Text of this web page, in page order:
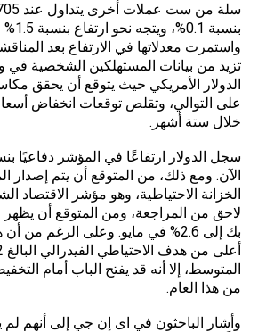
بنسبة
واستمرت معدلاتها في الارتفاع بعد
تزيد من بيانات المستهلكين الشخصية
الدولار الأمريكي حيث يتوقع أن يحقق
على التوالي، وتقلص توقعات انخفاض أسعار
خلال ستة أشهر.
الآن. ومع ذلك، من المتوقع أن يتم إصدار
الخزانة الاحتياطية، وهو مؤشر
لاحق من المراجعة، ومن المتوقع أن
بك إلى 2.6% في مايو. وعلى الرغم
المتوسط، إلا أنه قد يفتح الباب أمام
من هذا العام.
وأشار الباحثون في اى إن جي إلى أنهم لم